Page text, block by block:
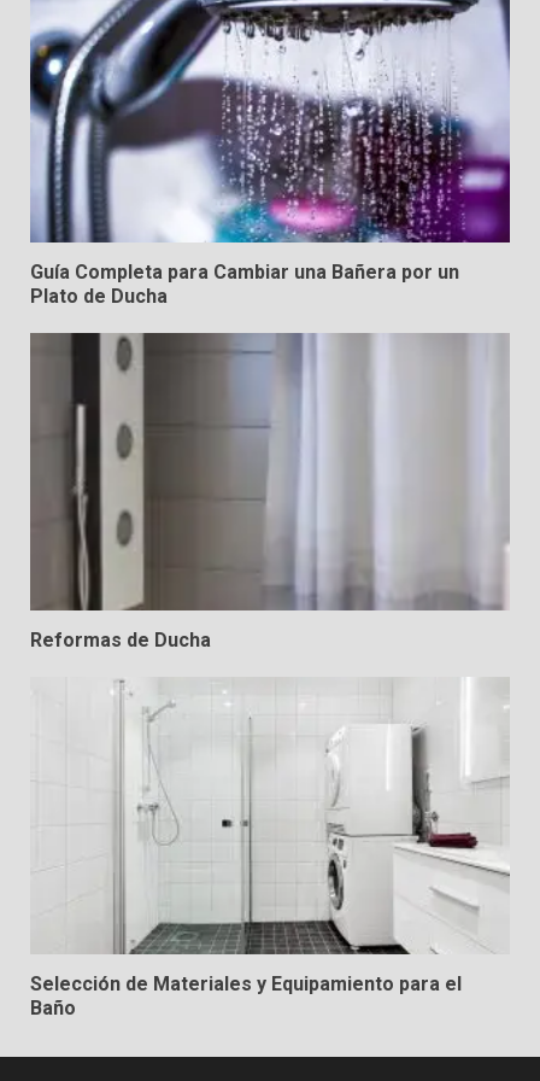
Guía Completa para Cambiar una Bañera por un
Plato de Ducha
Reformas de Ducha
Selección de Materiales y Equipamiento para el
Baño